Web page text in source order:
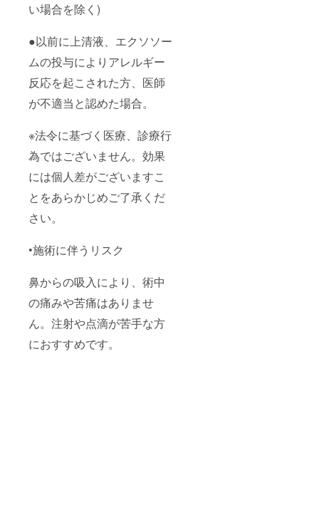
い場合を除く)
●以前に上清液、エクソソー
ムの投与によりアレルギー
反応を起こされた方、医師
が不適当と認めた場合。
※法令に基づく医療、診療行
為ではございません。効果
には個人差がございますこ
とをあらかじめご了承くだ
さい。
•施術に伴うリスク
鼻からの吸入により、術中
の痛みや苦痛はありませ
ん。注射や点滴が苦手な方
におすすめです。